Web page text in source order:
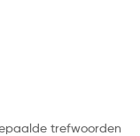
trefwoorden